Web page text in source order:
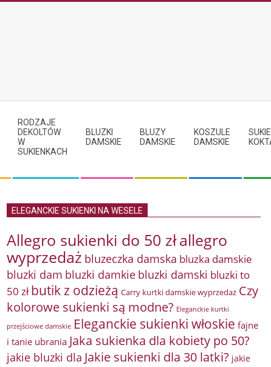
RODZAJE
DEKOLTÓW
W
SUKIENKACH
BLUZKI
DAMSKIE
BLUZY
DAMSKIE
KOSZULE
DAMSKIE
ELEGANCKIE SUKIENKI NA WESELE
Allegro sukienki do 50 złallegro
wyprzedaż bluzeczka damska bluzka damskie
bluzki dam bluzki damkie bluzki damski bluzki to
50 zł butik z odzieżą Carry kurtki damskie wyprzedaż Czy
kolorowe sukienki są modne? Eleganckie kurtki
przejściowe damskie Eleganckie sukienki włoskie fajne
i tanie ubrania Jaka sukienka dla kobiety po 50?
jakie bluzki dla Jakie sukienki dla 30 latki? jakie